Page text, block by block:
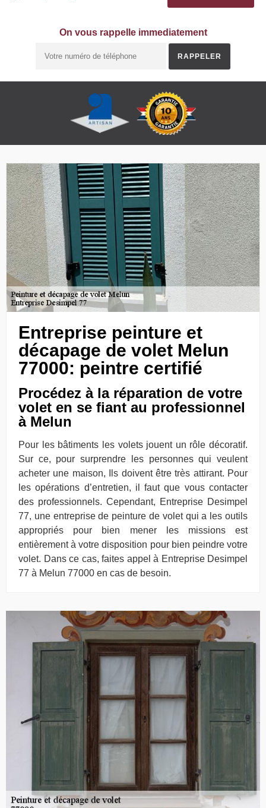
On vous rappelle immediatement
Entreprise peinture et
décapage de volet Melun
77000: peintre certifié
Procédez à la réparation de votre
volet en se fiant au professionnel
à Melun
Pour les bâtiments les volets jouent un rôle décoratif.
Sur ce, pour surprendre les personnes qui veulent
acheter une maison, Ils doivent être très attirant. Pour
les opérations d’entretien, il faut que vous contacter
des professionnels. Cependant, Entreprise Desimpel
77, une entreprise de peinture de volet qui a les outils
appropriés pour bien mener les missions est
entièrement à votre disposition pour bien peindre votre
volet. Dans ce cas, faites appel à Entreprise Desimpel
77 à Melun 77000 en cas de besoin.